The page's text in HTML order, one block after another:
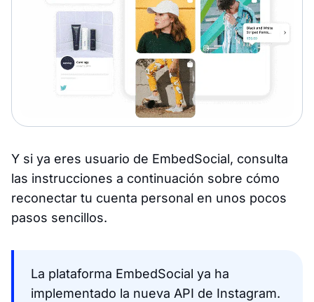
Y si ya eres usuario de EmbedSocial, consulta
las instrucciones a continuación sobre cómo
reconectar tu cuenta personal en unos pocos
pasos sencillos.
La plataforma EmbedSocial ya ha
implementado la nueva API de Instagram.